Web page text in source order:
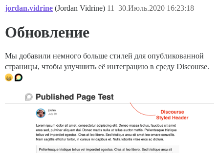
jordan.vidrine (Jordan Vidrine) 30.Июль.2020 16:23:18
11
Обновление
Мы добавили немного больше стилей для опубликованной
страницы, чтобы улучшить её интеграцию в среду Discourse.